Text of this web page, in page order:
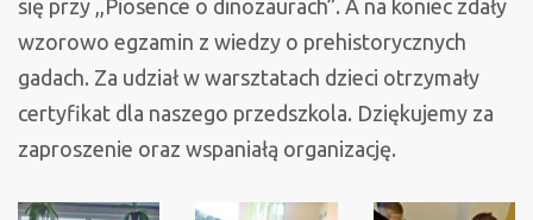
się przy ,,Piosence o dinozaurach”. A na koniec zdały
wzorowo egzamin z wiedzy o prehistorycznych
gadach. Za udział w warsztatach dzieci otrzymały
certyfikat dla naszego przedszkola. Dziękujemy za
zaproszenie oraz wspaniałą organizację.